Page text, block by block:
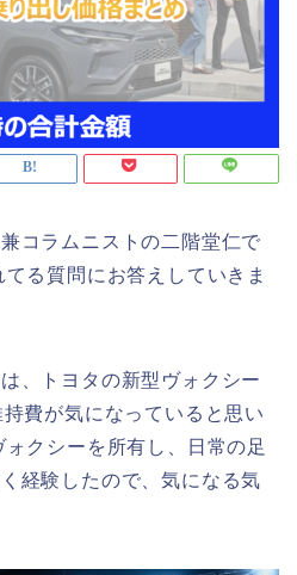
コラムニストの二階堂仁で
る質問にお答えしていきま
、トヨタの新型ヴォクシー
費が気になっていると思い
クシーを所有し、日常の足
経験したので、気になる気